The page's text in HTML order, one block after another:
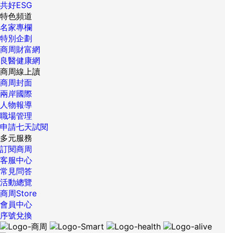
共好ESG
特色頻道
名家專欄
特別企劃
商周財富網
良醫健康網
商周線上讀
商周封面
兩岸國際
人物報導
職場管理
申請七天試閱
多元服務
訂閱商周
客服中心
常見問答
活動總覽
商周Store
會員中心
序號兌換